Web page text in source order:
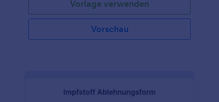
Vorlage verwenden
Vorschau